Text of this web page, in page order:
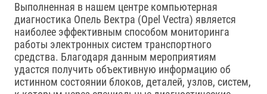
Выполненная в нашем центре компьютерная
диагностика Опель Вектра (Opel Vectra) является
наиболее эффективным способом мониторинга
работы электронных систем транспортного
средства. Благодаря данным мероприятиям
удастся получить объективную информацию об
истинном состоянии блоков, деталей, узлов, систем,